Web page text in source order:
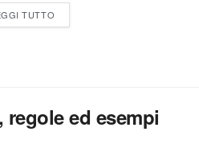
TUTTO
ed esempi